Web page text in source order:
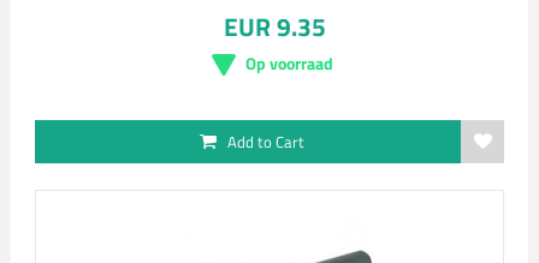
EUR 9.35
Op voorraad
Add to Cart